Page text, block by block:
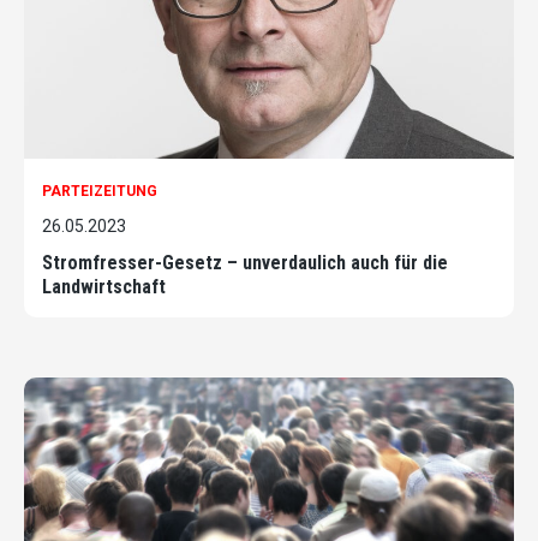
PARTEIZEITUNG
26.05.2023
Stromfresser-Gesetz – unverdaulich auch für die
Landwirtschaft